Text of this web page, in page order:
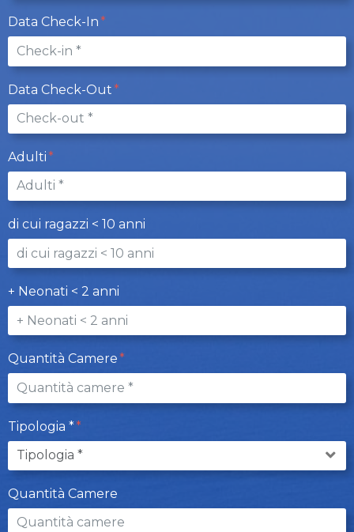
Data Check-In
Data Check-Out
Adulti
di cui ragazzi < 10 anni
+ Neonati < 2 anni
Quantità Camere
Tipologia *
Quantità Camere